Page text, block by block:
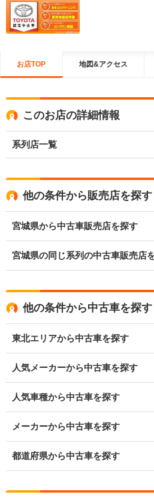
お店TOP 地図&アクセス
このお店の詳細情報
系列店一覧
他の条件から販売店を探す
宮城県から中古車販売店を探す
宮城県の同じ系列の中古車販売店
他の条件から中古車を探す
東北エリアから中古車を探す
人気メーカーから中古車を探す
人気車種から中古車を探す
メーカーから中古車を探す
都道府県から中古車を探す